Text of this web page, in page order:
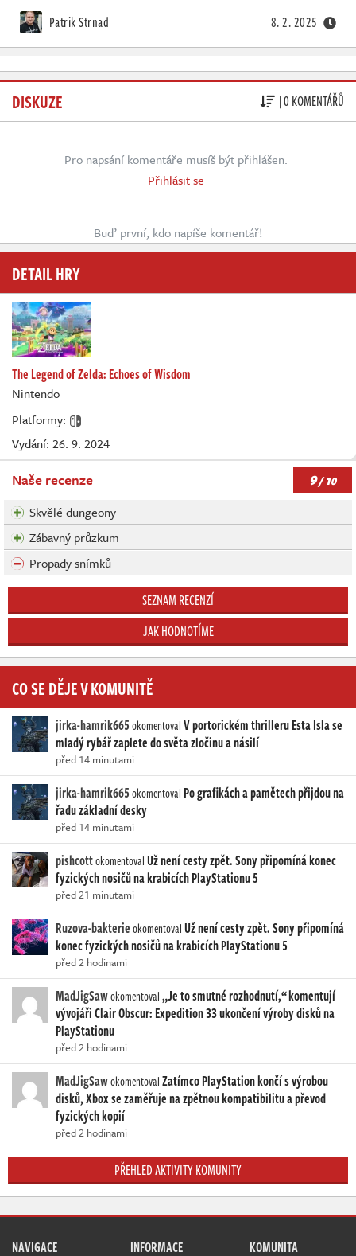
Patrik Strnad 8. 2. 2025
DISKUZE | 0 KOMENTÁŘŮ
Pro napsání komentáře musíš být přihlášen.
Přihlásit se
Buď první, kdo napíše komentář!
DETAIL HRY
The Legend of Zelda: Echoes of Wisdom
Nintendo
Platformy:
Vydání: 26. 9. 2024
Naše recenze 9/ 10
Skvělé dungeony
Zábavný průzkum
Propady snímků
SEZNAM RECENZÍ
JAK HODNOTÍME
CO SE DĚJE V KOMUNITĚ
jirka-hamrik665okomentovalV portorickém thrilleru Esta Isla se
mladý rybář zaplete do světa zločinu a násilí
před 14 minutami
jirka-hamrik665okomentoval Po grafikách a pamětech přijdou na
řadu základní desky
před 14 minutami
pishcottokomentovalUž není cesty zpět. Sony připomíná konec
fyzických nosičů na krabicích PlayStationu 5
před 21 minutami
Ruzova-bakterieokomentovalUž není cesty zpět. Sony připomíná
konec fyzických nosičů na krabicích PlayStationu 5
před 2 hodinami
MadJigSawokomentoval„Je to smutné rozhodnutí,“ komentují
vývojáři Clair Obscur: Expedition 33 ukončení výroby disků na
PlayStationu
před 2 hodinami
MadJigSawokomentovalZatímco PlayStation končí s výrobou
disků, Xbox se zaměřuje na zpětnou kompatibilitu a převod
fyzických kopií
před 2 hodinami
PŘEHLED AKTIVITY KOMUNITY
NAVIGACE INFORMACE KOMUNITA